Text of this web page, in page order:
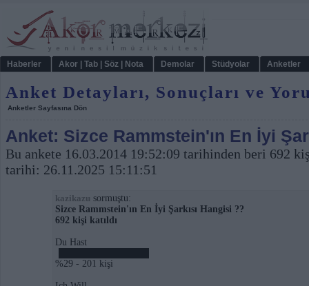
Haberler Akor | Tab | Söz | Nota Demolar Stüdyolar Anketler
Anket Detayları, Sonuçları ve
Anketler Sayfasına Dön
Anket: Sizce Rammstein'ın En İyi
Bu ankete 16.03.2014 19:52:09 tarihinden beri 692
tarihi: 26.11.2025 15:11:51
kazikazu sormuştu:
Sizce Rammstein'ın En İyi Şarkısı Hangisi ??
692 kişi katıldı
Du Hast
%29 - 201 kişi